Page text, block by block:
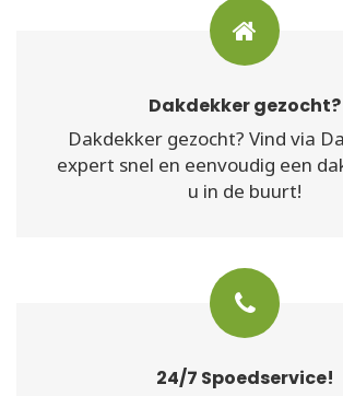
Dakdekker gezocht?
Dakdekker gezocht? Vind via
expert snel en eenvoudig een
u in de buurt!
24/7 Spoedservice!